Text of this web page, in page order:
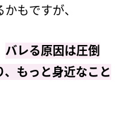
もですが、
バレる原因は圧倒
もっと身近なこと